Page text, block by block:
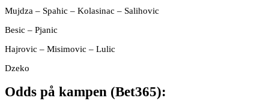
Mujdza – Spahic – Kolasinac – Salihovic
Besic – Pjanic
Hajrovic – Misimovic – Lulic
Dzeko
Odds på kampen (Bet365):